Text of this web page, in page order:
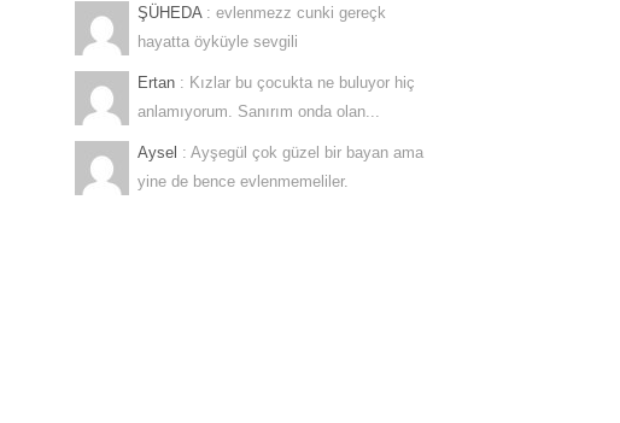
ŞÜHEDA : evlenmezz cunki gereçk
hayatta öyküyle sevgili
Ertan : Kızlar bu çocukta ne buluyor hiç
anlamıyorum. Sanırım onda olan...
Aysel : Ayşegül çok güzel bir bayan ama
yine de bence evlenmemeliler.